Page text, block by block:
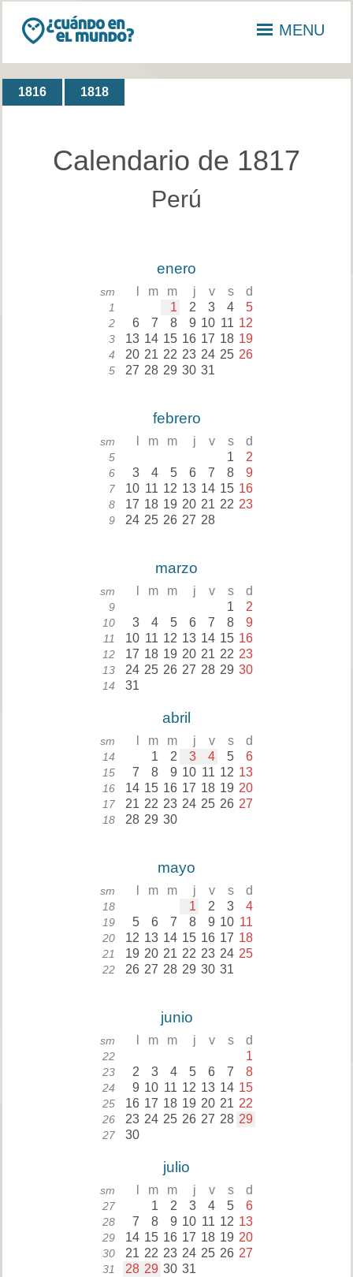
MENU
1816 1818
Calendario de 1817
Perú
enero
sm m m j v s d
1 1 2 3 4 5
2 6 7 8 9 10 11 12
3 13 14 15 16 17 18 19
4 20 21 22 23 24 25 26
5 27 28 29 30 31
febrero
sm m m j v s d
5 1 2
6 3 4 5 6 7 8 9
7 10 11 12 13 14 15 16
8 17 18 19 20 21 22 23
9 24 25 26 27 28
marzo
sm m m j v s d
9 1 2
10 3 4 5 6 7 8 9
11 10 11 12 13 14 15 16
12 17 18 19 20 21 22 23
13 24 25 26 27 28 29 30
14 31
abril
sm m m j v s d
14 1 2 3 4 5 6
15 7 8 9 10 11 12 13
16 14 15 16 17 18 19 20
17 21 22 23 24 25 26 27
18 28 29 30
mayo
sm m m j v s d
18 1 2 3 4
19 5 6 7 8 9 10 11
20 12 13 14 15 16 17 18
21 19 20 21 22 23 24 25
22 26 27 28 29 30 31
junio
sm m m j v s d
22 1
23 2 3 4 5 6 7 8
24 9 10 11 12 13 14 15
25 16 17 18 19 20 21 22
26 23 24 25 26 27 28 29
27 30
julio
sm m m j v s d
27 1 2 3 4 5 6
28 7 8 9 10 11 12 13
29 14 15 16 17 18 19 20
30 21 22 23 24 25 26 27
31 28 29 30 31